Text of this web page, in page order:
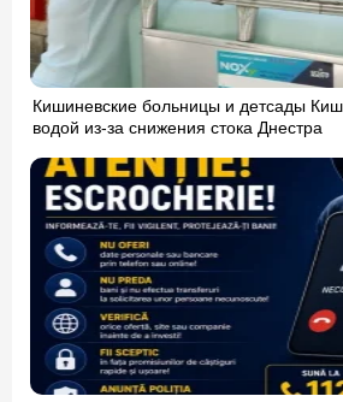
Кишиневские больницы и детсады
водой из-за снижения стока Днестра